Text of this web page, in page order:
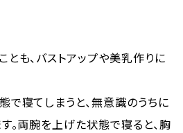
も、バストアップや美乳作りに
寝てしまうと、無意識のうちに
。両腕を上げた状態で寝ると、胸